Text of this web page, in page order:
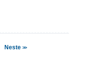
Neste >>